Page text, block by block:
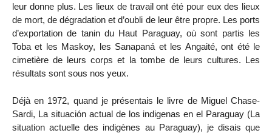
leur donne plus. Les lieux de travail ont été pour eux des lieux
de mort, de dégradation et d’oubli de leur être propre. Les ports
d’exportation de tanin du Haut Paraguay, où sont partis les
Toba et les Maskoy, les Sanapaná et les Angaité, ont été le
cimetière de leurs corps et la tombe de leurs cultures. Les
résultats sont sous nos yeux.
Déjà en 1972, quand je présentais le livre de Miguel Chase-
Sardi, La situación actual de los indigenas en el Paraguay (La
situation actuelle des indigènes au Paraguay), je disais que